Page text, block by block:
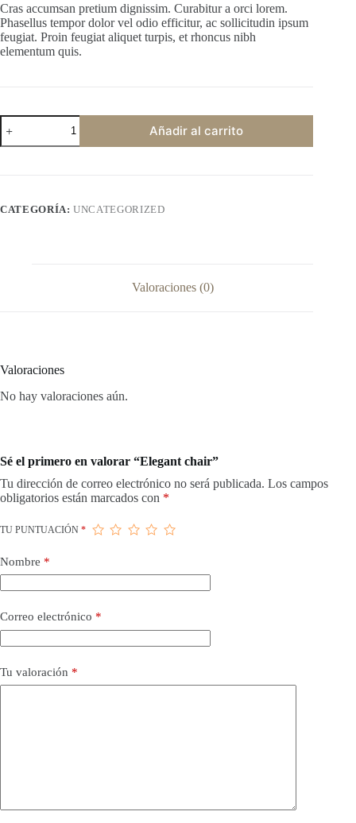
Cras accumsan pretium dignissim. Curabitur a orci lorem.
Phasellus tempor dolor vel odio efficitur, ac sollicitudin ipsum
feugiat. Proin feugiat aliquet turpis, et rhoncus nibh
elementum quis.
Elegant
chair
cantidad
Añadir al carrito
CATEGORÍA:UNCATEGORIZED
Valoraciones (0)
Valoraciones
No hay valoraciones aún.
Sé el primero en valorar “Elegant chair”
Tu dirección de correo electrónico no será publicada. Los campos
obligatorios están marcados con *
TU PUNTUACIÓN *
Nombre *
Correo electrónico *
Tu valoración *